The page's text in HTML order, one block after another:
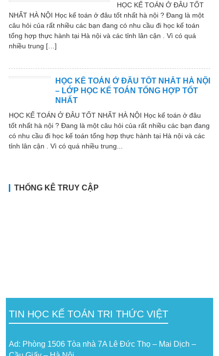
HỌC KẾ TOÁN Ở ĐÂU TỐT
NHẤT HÀ NỘI Học kế toán ở đâu tốt nhất hà nội ? Đang là một
câu hỏi của rất nhiều các bạn đang có nhu cầu đi học kế toán
tổng hợp thực hành tại Hà nội và các tỉnh lân cận . Vì có quá
nhiều trung […]
HỌC KẾ TOÁN Ở ĐÂU TỐT NHẤT HÀ NỘI
– LỚP HỌC KẾ TOÁN TỔNG HỢP TỐT
NHẤT
HỌC KẾ TOÁN Ở ĐÂU TỐT NHẤT HÀ NỘI Học kế toán ở đâu
tốt nhất hà nội ? Đang là một câu hỏi của rất nhiều các bạn đang
có nhu cầu đi học kế toán tổng hợp thực hành tại Hà nội và các
tỉnh lân cận . Vì có quá nhiều trung...
THỐNG KÊ TRUY CẬP
TIN HỌC KẾ TOÁN TRI THỨC VIỆT
Ad: Phòng 1506 Tòa nhà 7A Lê Đức Thọ – Mai Dịch –